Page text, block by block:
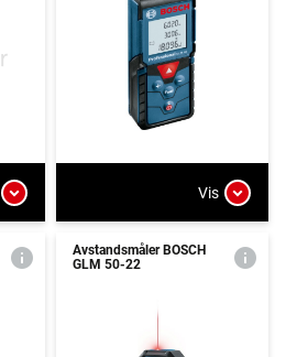
Vis
Avstandsmåler BOSCH
GLM 50-22